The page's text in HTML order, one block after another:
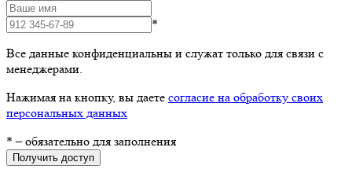
*
Все данные конфиденциальны и служат только для связи с
менеджерами.
Нажимая на кнопку, вы даете согласие на обработку своих
персональных данных
* – обязательно для заполнения
Получить доступ